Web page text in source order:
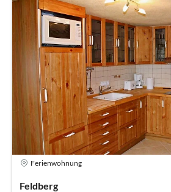
Ferienwohnung
Feldberg